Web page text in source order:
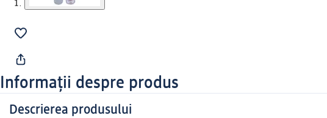
Informații despre produs
Descrierea produsului